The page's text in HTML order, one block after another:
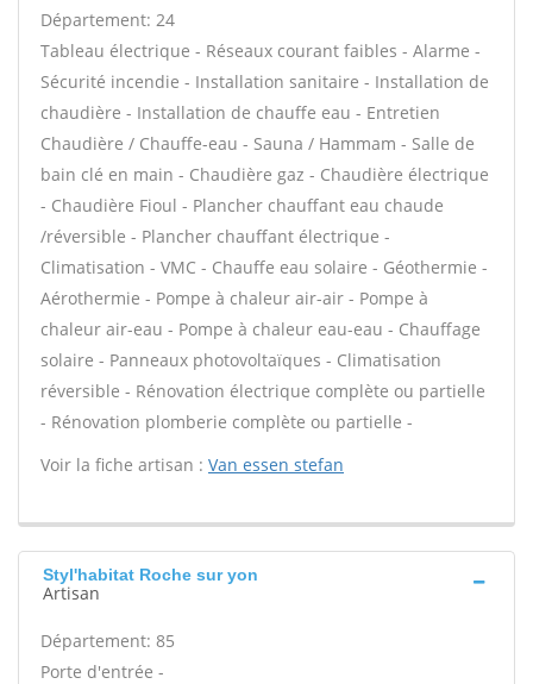
Département: 24
Tableau électrique - Réseaux courant faibles - Alarme -
Sécurité incendie - Installation sanitaire - Installation de
chaudière - Installation de chauffe eau - Entretien
Chaudière / Chauffe-eau - Sauna / Hammam - Salle de
bain clé en main - Chaudière gaz - Chaudière électrique
- Chaudière Fioul - Plancher chauffant eau chaude
/réversible - Plancher chauffant électrique -
Climatisation - VMC - Chauffe eau solaire - Géothermie -
Aérothermie - Pompe à chaleur air-air - Pompe à
chaleur air-eau - Pompe à chaleur eau-eau - Chauffage
solaire - Panneaux photovoltaïques - Climatisation
réversible - Rénovation électrique complète ou partielle
- Rénovation plomberie complète ou partielle -
Voir la fiche artisan : Van essen stefan
Styl'habitat Roche sur yon
Artisan
Département: 85
Porte d'entrée -